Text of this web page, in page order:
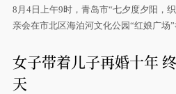
8月4日上午9时，青岛市“七夕度夕阳，
亲会在市北区海泊河文化公园“红娘广场”
女子带着儿子再婚十年
天